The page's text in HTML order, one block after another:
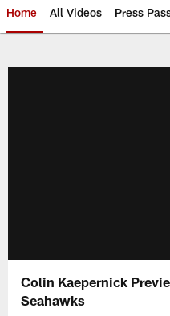
Home All Videos Press
Colin Kaepernick
Seahawks